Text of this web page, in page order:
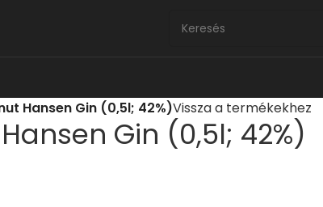
Hansen Gin (0,5l; 42%)Vissza a termékekhez
Gin (0,5l; 42%)